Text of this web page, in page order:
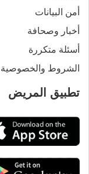
أمن البيانات
أخبار وصحافة
أسئلة متكررة
الشروط والخصوصية
تطبيق المريض